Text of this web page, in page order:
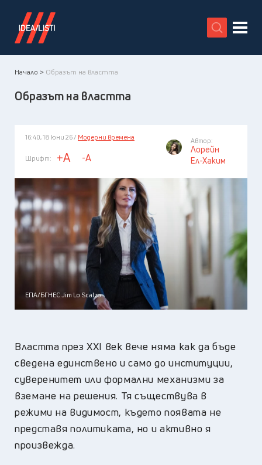
X
Начало > Образът на властта
Образът на властта
16:40, 18 юни 26 / Модерни времена
Шрифт: +A -A
Автор:
Лорейн
Ел-Хаким
ЕПА/БГНЕС Jim Lo Scalzo
Властта през XXI век вече няма как да бъде
сведена единствено и само до институции,
суверенитет или формални механизми за
вземане на решения. Тя съществува в
режими на видимост, където появата не
представя политиката, но и активно я
произвежда.